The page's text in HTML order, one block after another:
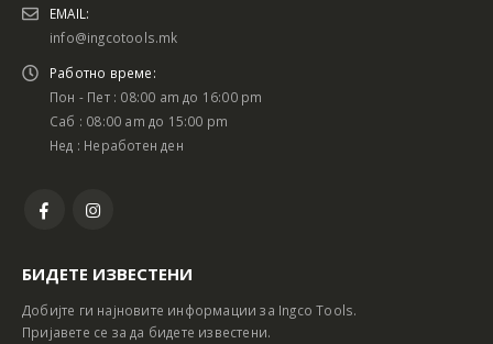
EMAIL:
info@ingcotools.mk
Работно време:
Пон - Пет : 08:00 am до 16:00 pm
Саб : 08:00 am до 15:00 pm
Нед : Неработен ден
БИДЕТЕ ИЗВЕСТЕНИ
Добијте ги најновите информации за Ingco Tools.
Пријавете се за да бидете известени.